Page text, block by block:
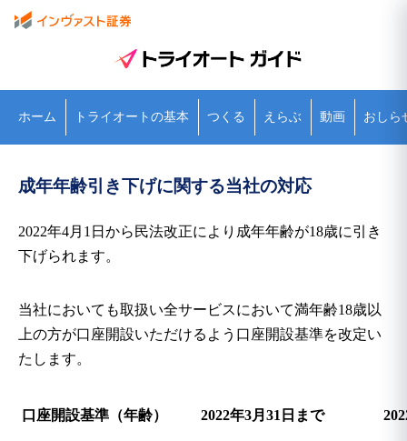
ホーム トライオートの基本 つくる えらぶ 動画 おしら
成年年齢引き下げに関する当社の対応
2022年4月1日から民法改正により成年年齢が18歳に引き
下げられます。
当社においても取扱い全サービスにおいて満年齢18歳以
上の方が口座開設いただけるよう口座開設基準を改定い
たします。
口座開設基準（年齢） 2022年3月31日まで